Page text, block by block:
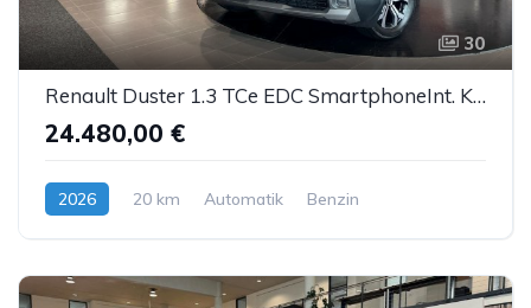
30
Renault Duster 1.3 TCe EDC SmartphoneInt. Kamera LED
24.480,00 €
2026 20 km Automatik Benzin